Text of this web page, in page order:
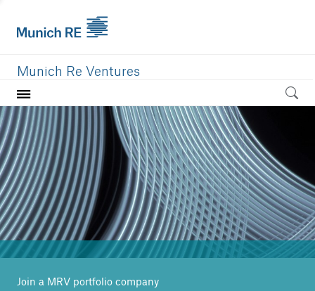
Munich Re Ventures
Home
Our value
Portfolio
Investment areas
Team
News
Join a MRV portfolio company